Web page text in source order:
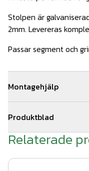
Stolpen är
2mm. Levereras
Passar segment och
Montagehjälp
finns många aspekter
och tomtmått till
smidesstaket som
och råd inför
Produktblad
Kvalitet & färg
Relaterade